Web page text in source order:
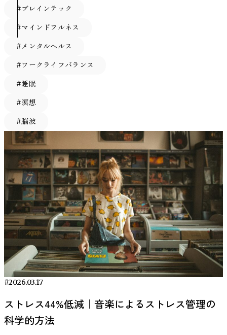
の可能性 VIE Tunesは、脳活動の研究をもとに設計された
「ニューロミュージック」を提供するアプリです。単なる
BGMアプリではなく、集中やリラックスといった目的別に
モードが用意されており、勉強中や仕事中に聴くことも想定
して設計されています。 VIE Tunesで配信されているすべて
す。 つまり、主観的な「なんとなく集中できる音楽」では
なく、脳波や生理指標を用いて効果を測定する試みがなされ
（2023）による論文“Influence of Monaural Auditory
Stimulation Combined with Music on Brain Activity”（Frontiers
in Human Neuroscience, 2024）です。 実証データの内容 こ
の研究では、音楽と単耳聴覚刺激を組み合わせた条件で、脳
活動および生理指標の変化が測定されました。 報告されて
いる主な結果は以下の通りです。 P300は、脳が『重要な情
報』に反応した際に出る電気信号です。この振幅が大きくな
ることは、対象に対して脳がよりしっかりと注意を向け、情
報を処理しようとしている状態を反映していると考えられま
す。 唾液αアミラーゼは、交感神経活動と関連する生理指標
であり、ストレス反応の一つとして測定されます。 また、
主観的なリラックス感もアンケートで評価されています。
この研究は、音楽＋聴覚刺激が脳波指標、生理指標、主観評
価のそれぞれに変化をもたらしたことを報告しています。
一般的な集中法と何が違うのか 一般的な集中法は、時間管
理や環境調整といった行動面の工夫が中心です。無音環境を
整える、ポモドーロ法を使う、瞑想を取り入れるといった方
蔵したオーディオデバイスとして、リアルタイムで集中・リ
化することが可能です。 特許取得済みのセンシング技術
と、研究・開発向けのSDK／データ出力機能を備えており、
ます。 詳細はこちら：VIE EEG Headphone公式HP 脳が語る
「あなた」の個性 私たちの脳は、言葉にしなくても多くの
を開く前にその人の性格を映し出しているのかもしれない」
という驚きとともに、新たな問いを投げかけました。もちろ
ん、脳波で性格のすべてが分かるわけではありません。しか
し「脳波で性格がわかる時代」が現実味を帯びてきたことは
確かです。 将来、ビジネスや教育の場で脳波から個人の特
性に合わせたアプローチを取る、といった応用も夢ではない
かもしれません。また逆に、脳波でここまで性格が予測でき
てしまうことに対する倫理的な議論も必要になるでしょう。
私たちの脳活動と心の個性は表裏一体である──そのことを
今回の研究は改めて示しています。何気なく過ごす今この瞬
間も、あなたの脳波はあなたという人間の一端を物語ってい
るのかもしれません。そんな事実に思いを馳せると、日常の
風景が少し違って見えてきませんか。
参考文献 Zhou, Z.,
Huang, C., Robins, E. M., Angus, D. J., Sedikides, C., & Kelley,
N. J. (2025). Decoding the Narcissistic Brain: Predicting
multivariate pattern analysis. NeuroImage, Volume 288, 120279.
https://www.sciencedirect.com/science/article/pii/
波が大きく下がり、ほかの条件よりも強い注意が向けられて
いました。 同じ「笑顔」でも、支持している政治家の場合
には、ここまで強い反応は見られませんでした。つまり脳
は、「好きな政治家の笑顔」よりも、「あまり好ましく思っ
ていない政治家の笑顔」に、より強く引きつけられていたの
ら説明しています。普段あまり好意的に見ていない相手がポ
ジティブな感情を示すと、脳は「なぜ今、嬉しそうなの
うのではないか、というわけです。 このように、私たちの
脳は、相手の怒りに対して警戒するだけでなく、予想外の喜
びに対しても敏感に反応していることが示されました。 お
わりに：感情処理を脳から考える 今回の研究は、「なぜ相
手の感情が理解できないのか？」という問いに対し、脳の働
きという新たな視点から答えを提供してくれます。私たちの
脳は自分と反対の立場にいる人の感情を、文字通り異なるモ
ードで処理していることが示唆されました。 相手に共感し
ようと努力しているつもりでも、脳波レベルではすでにバイ
アスがかかっている可能性があるのです。政治的な対立が深
まるとき、相手の言動にどうしても共感できず「冷たい反
応」をしてしまう──そんな経験は誰しもあるでしょう。し
かし、それは決して「心が狭い」からではなく、人間の脳に
え、この無意識のギャップを知ることは重要です。相手の感
情を理解し対話を深めるには、まず自分の脳が陥りがちなク
セに気付くことが第一歩でしょう。たとえば、次にニュース
は異なるため、選択の自由があると各自が自分にとって価値
「報酬と個人の嗜好のマッチ度」がパフォーマンスを押し上
げる原動力になっていることを突き止めました。 実際、難
る効果の背後に、この嗜好の一致度が統計的に介在していた
（媒介していた）ことがデータから示されています。一方、
報酬かどうかで成績に有意な差は生じませんでした。 考
察：仕事や学習の現場に応用できる「選べる報酬」の力 こ
の研究から、「ただ報酬を与えればいい」というものではな
く、報酬の内容を本人の好みに合致させることの大切さが浮
かび上がってきます。難しい課題では「これが欲しい！」と
思えるご褒美があることで、参加者はより集中力を発揮し、
粘り強く取り組むようになります。 一方、簡単な課題では
元々楽に達成できるため、報酬へのこだわりがパフォーマン
スに響く余地は小さいのでしょう。言い換えれば、課題が難
しくなるほど人は追加のインセンティブを必要とし、そのイ
ンセンティブは自分に合ったものであるほど効果的だという
ことです。 実際、選択の自由そのものが人に「自分で決め
ている」という充実感を与え、脳の報酬系を活性化すること
も神経科学の研究で示唆されています。加えて、自分の好き
なご褒美であれば達成したときの喜びもひとしおです。 今
嬉しさ」の相乗効果が発揮されるのは、高い認知的努力を要
する局面であることを示したと言えるでしょう。 現実社会
リの本質です。 つまり、短期記憶は「一時的なメモ」、ワ
ーキングメモリは「そのメモを見ながら作業する能力」だと
言い換えると、違いがよりイメージしやすくなります。 生
活・学習・仕事におけるワーキングメモリの重要性 ワーキ
ングメモリは、学習や仕事のパフォーマンスに直結する重要
係しており、教育現場でも注目されています。 また、大人
にとっても、会議中の情報整理、段取りの把握、複数のタス
さらに、高齢者にとっては、認知機能の維持や認知症予防の
観点からもワーキングメモリの維持・向上が重要です。 鍛
えると何が変わる？ワーキングメモリの向上効果 近年の研
究により、ワーキングメモリは意識的なトレーニングによっ
て向上できることがわかってきました。かつては「記憶力は
生まれつきの能力」と考えられていましたが、今では繰り返
しの訓練によって強化が可能な「認知機能のひとつ」とされ
ています。 ワーキングメモリを鍛えることで、脳の情報処
理能力が高まり、日常生活のさまざまな場面でメリットが生
まれます。集中力の向上や学習効率の改善、仕事の生産性ア
ップ、さらには加齢による認知機能の低下予防にもつながり
ます。 ここでは、ワーキングメモリを鍛えることによって
得られる具体的な効果を、年代や目的ごとに詳しく紹介しま
コントロールがしやすくなり、必要な情報に集中し続ける力
が高まります。たとえば、勉強中に周囲の雑音が気にならな
くなったり、スマートフォンの通知を無視して作業に没頭で
や光に対して「ハッ」と気付いた瞬間、頭の中ではP3とい
はなく「気付いてから動くまで」の橋渡しをする過程を映し
出します。言い換えれば、ブレーキランプを『あ、止まらな
す。 研究チームは、ブレーキランプが点灯してから脳がそ
れを認識するまでの時間を「認知反応時間」と定義し、この
ダルを踏む動作に要する時間を含めず、純粋に脳が気付く速
さだけを比較できるのです。 過去の調査では、電球式のブ
レーキランプよりLEDランプの方がドライバーのブレーキ反
応が平均0.17秒ほど速いことが報告されていました。しか
し、それらは主にペダル操作の時間を測ったものです。今回
の研究では脳の反応そのものに着目することで、ブレーキラ
ンプ設計が人間の認知に与える影響をダイレクトに評価しよ
うとしました。 実験方法：ブレーキランプとシミュレータ
ーを使った脳波計測 この実験では、実際のブレーキランプ
部品を使い、できるだけ現実に近い状況でデータが集められ
ました。まず様々な車種のブレーキランプ10種類を用意し
（うち２種類は電球タイプ、８種類はLEDタイプ）、室内に
再現した運転環境で被験者に運転してもらいます。 被験者
は運転席に相当する椅子に座り、前方スクリーンには高速道
路を走行する映像が映し出されます。足元にはアクセルとブ
クセルを踏み続け、前方に設置された試験用のブレーキラン
プが光ったら、アクセルから足を離してブレーキを踏むよう
#ブレインテック
#マインドフルネス
#メンタルヘルス
#ワークライフバランス
#睡眠
#瞑想
#脳波
RECENT ARTICLE
#2026.03.17
ストレス44%低減｜音楽によるストレス管理の
科学的方法